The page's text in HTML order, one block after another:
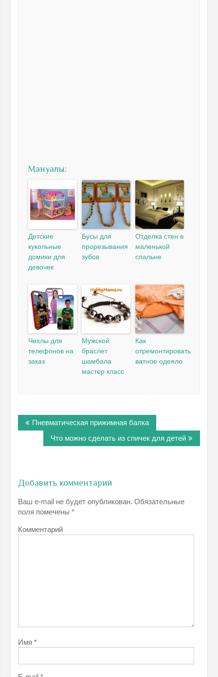
Мануалы:
Детские
кукольные
домики для
девочек
Бусы для
прорезывания
зубов
Отделка стен в
маленькой
спальне
Чехлы для
телефонов на
заказ
Мужской
браслет
шамбала
мастер класс
Как
отремонтировать
ватное одеяло
по
записям
Пневматическая прижимная балка
Что можно сделать из спичек для детей
Добавить комментарий
Ваш e-mail не будет опубликован. Обязательные
поля помечены*
Комментарий
Имя*